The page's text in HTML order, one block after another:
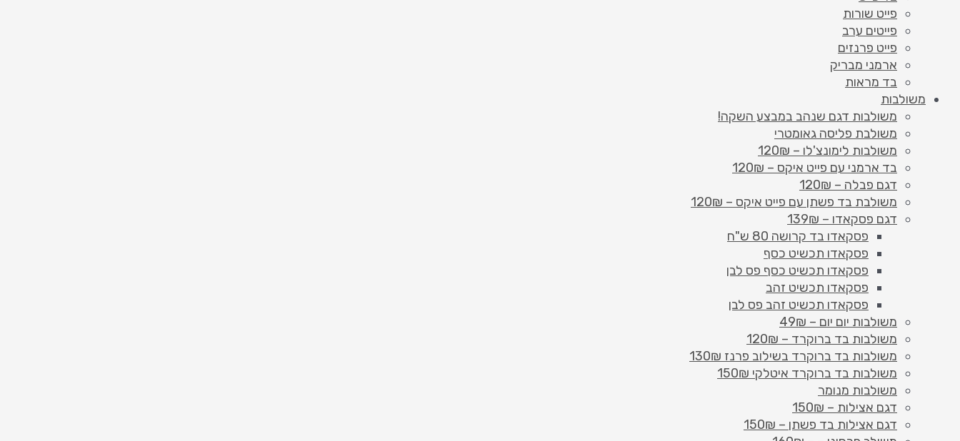
פייט שורות
פייטים ערב
פייט פרנזים
ארמני מבריק
בד מראות
משולבות
משולבות דגם שנהב במבצע השקה!
משולבת פליסה גאומטרי
משולבות לימונצ'לו – 120₪
בד ארמני עם פייט איקס – 120₪
דגם פבלה – 120₪
משולבת בד פשתן עם פייט איקס – 120₪
דגם פסקאדו – 139₪
פסקאדו בד קרושה 80 ש"ח
פסקאדו תכשיט כסף
פסקאדו תכשיט כסף פס לבן
פסקאדו תכשיט זהב
פסקאדו תכשיט זהב פס לבן
משולבות יום יום – 49₪
משולבות בד ברוקרד – 120₪
משולבות בד ברוקרד בשילוב פרנז 130₪
משולבות בד ברוקרד איטלקי 150₪
משולבות מנומר
דגם אצילות – 150₪
דגם אצילות בד פשתן – 150₪